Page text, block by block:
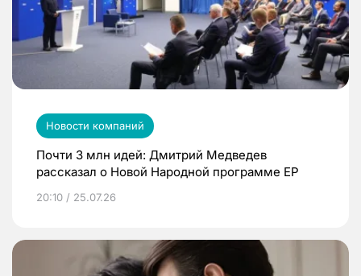
Новости компаний
Почти 3 млн идей: Дмитрий Медведев
рассказал о Новой Народной программе ЕР
20:10 / 25.07.26